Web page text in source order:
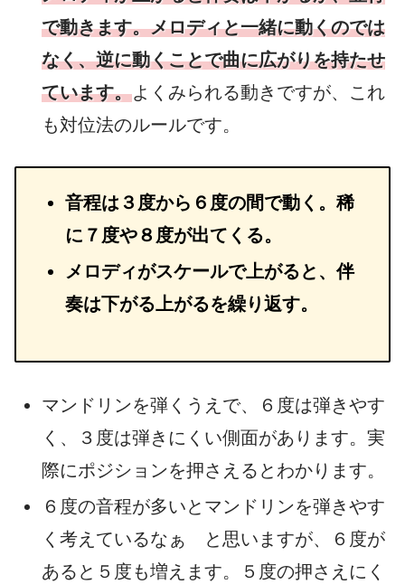
で動きます。メロディと一緒に動くのでは
なく、逆に動くことで曲に広がりを持たせ
ています。よくみられる動きですが、これ
も対位法のルールです。
音程は３度から６度の間で動く。稀
に７度や８度が出てくる。
メロディがスケールで上がると、伴
奏は下がる上がるを繰り返す。
マンドリンを弾くうえで、６度は弾きやす
く、３度は弾きにくい側面があります。実
際にポジションを押さえるとわかります。
６度の音程が多いとマンドリンを弾きやす
く考えているなぁ と思いますが、６度が
あると５度も増えます。５度の押さえにく